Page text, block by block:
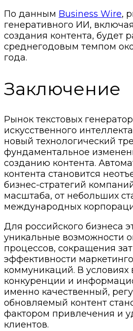
По данным Business Wire,
генеративного ИИ,
создания контента, будет
среднегодовым темпом
года.
Заключение
Рынок текстовых
искусственного
новый технологический
фундаментальное
созданию контента.
контента становится
бизнес-стратегий
масштаба, от небольших
международных
Для российского бизнеса
уникальные возможности
процессов, сокращения
эффективности
коммуникаций. В условиях
конкуренции и
именно качественный,
обновляемый контент
фактором привлечения и
клиентов.